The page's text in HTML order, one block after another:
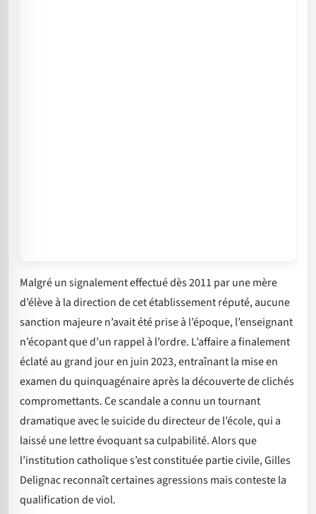
Malgré un signalement effectué dès 2011 par une mère
d’élève à la direction de cet établissement réputé, aucune
sanction majeure n’avait été prise à l’époque, l’enseignant
n’écopant que d’un rappel à l’ordre. L’affaire a finalement
éclaté au grand jour en juin 2023, entraînant la mise en
examen du quinquagénaire après la découverte de clichés
compromettants. Ce scandale a connu un tournant
dramatique avec le suicide du directeur de l’école, qui a
laissé une lettre évoquant sa culpabilité. Alors que
l’institution catholique s’est constituée partie civile, Gilles
Delignac reconnaît certaines agressions mais conteste la
qualification de viol.